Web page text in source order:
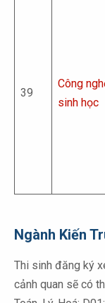
39
Công
sinh học
Ngành Kiến
Thi sinh đăng ký
cảnh quan sẽ có